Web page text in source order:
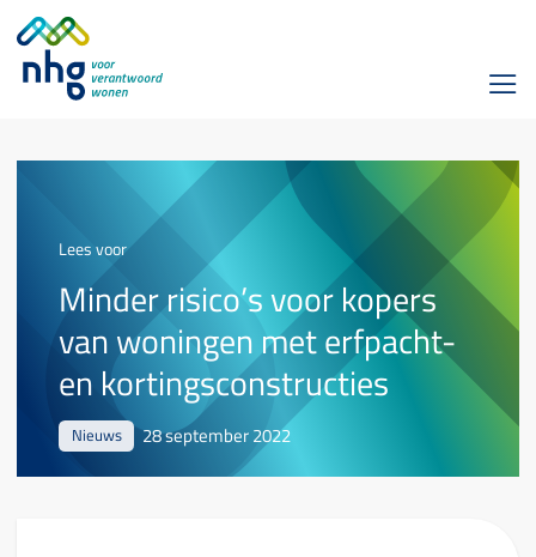
Lees voor
Minder risico’s voor kopers
van woningen met erfpacht-
en kortingsconstructies
Nieuws 28 september 2022